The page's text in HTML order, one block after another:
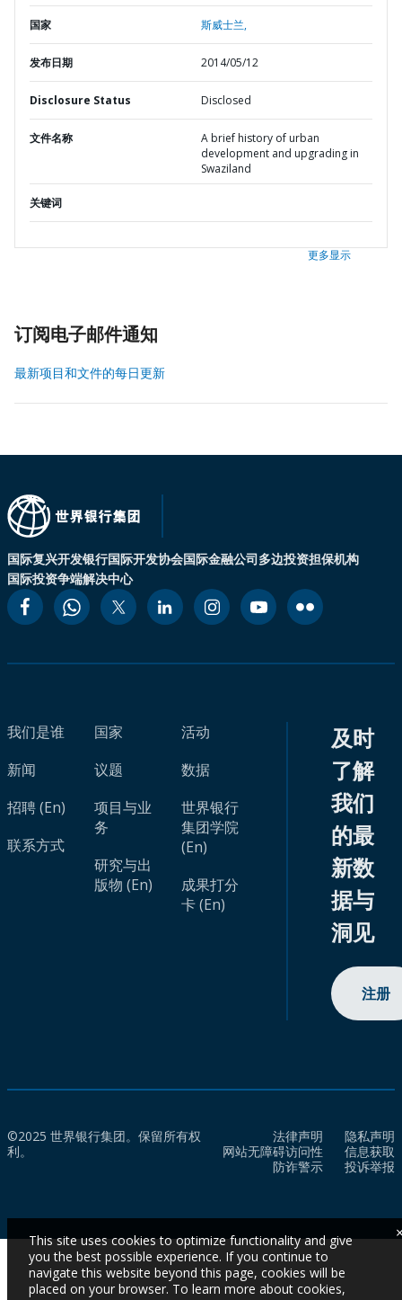
国家 斯威士兰,
发布日期 2014/05/12
Disclosure Status Disclosed
文件名称
A brief history of urban
development and upgrading in
Swaziland
关键词
更多显示
订阅电子邮件通知
最新项目和文件的每日更新
国际复兴开发银行国际开发协会国际金融公司多边投资担保机构
国际投资争端解决中心
我们是谁
新闻
招聘 (En)
联系方式
国家
议题
项目与业
务
研究与出
版物 (En)
活动
数据
世界银行
集团学院
(En)
成果打分
卡 (En)
及时
了解
我们
的最
新数
据与
洞见
注册
©2025 世界银行集团。保留所有权
利。
法律声明
隐私声明
网站无障碍访问性
信息获取
防诈警示
投诉举报
This site uses cookies to optimize functionality and give
you the best possible experience. If you continue to
navigate this website beyond this page, cookies will be
placed on your browser. To learn more about cookies,